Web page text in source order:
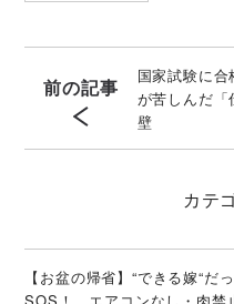
前の記事
国家試験に
が苦しんだ
壁
カテ
【お盆の帰省】“できる嫁“だ